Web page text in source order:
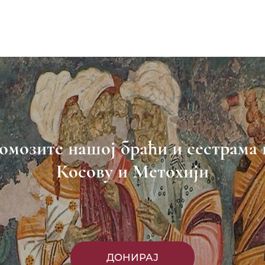
нашој браћи и сестрама
Косову и Метохији
ДОНИРАЈ